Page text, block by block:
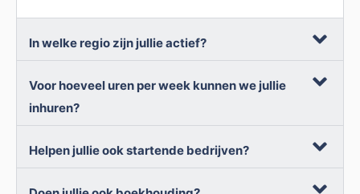
In welke regio zijn jullie actief?
Voor hoeveel uren per week kunnen we jullie
inhuren?
Helpen jullie ook startende bedrijven?